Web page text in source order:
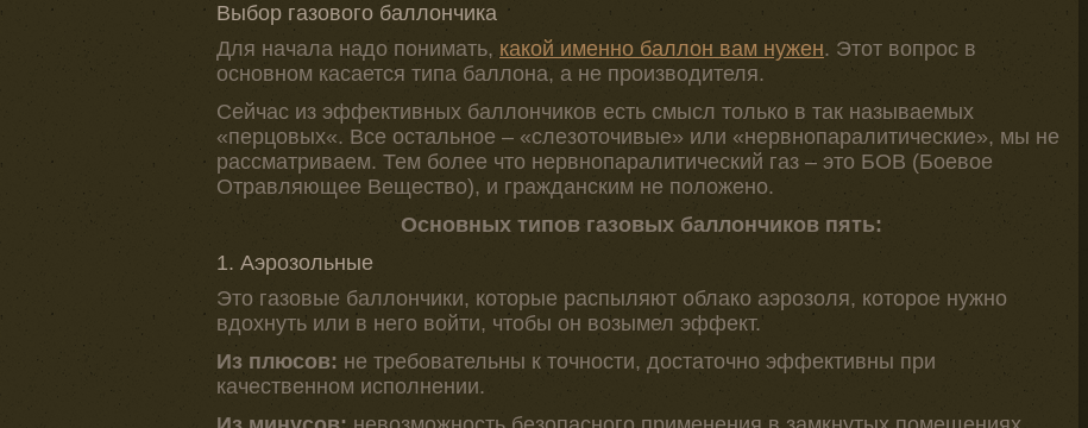
Выбор газового баллончика
Для начала надо понимать, какой именно баллон вам нужен. Этот вопрос в
основном касается типа баллона, а не производителя.
Сейчас из эффективных баллончиков есть смысл только в так называемых
«перцовых«. Все остальное – «слезоточивые» или «нервнопаралитические», мы не
рассматриваем. Тем более что нервнопаралитический газ – это БОВ (Боевое
Отравляющее Вещество), и гражданским не положено.
Основных типов газовых баллончиков пять:
1. Аэрозольные
Это газовые баллончики, которые распыляют облако аэрозоля, которое нужно
вдохнуть или в него войти, чтобы он возымел эффект.
Из плюсов: не требовательны к точности, достаточно эффективны при
качественном исполнении.